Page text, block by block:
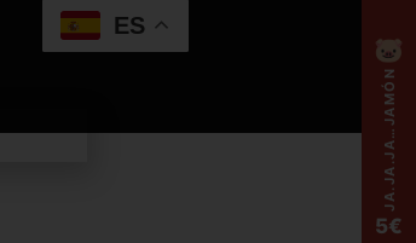
🐷
JA.JA.JA…JAMÓN
5€
ES